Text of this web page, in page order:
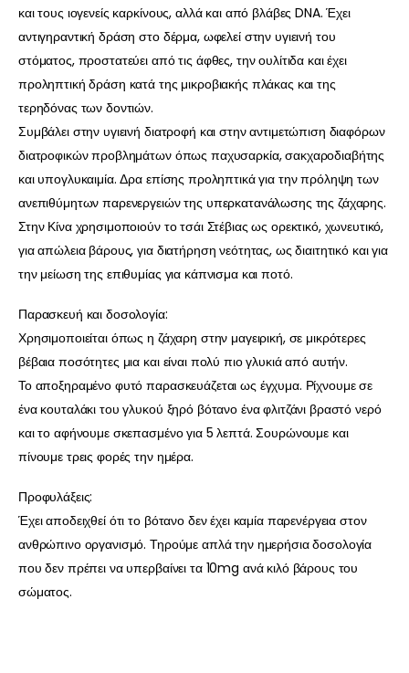
και τους ιογενείς καρκίνους, αλλά και από βλάβες DNA. Έχει
αντιγηραντική δράση στο δέρμα, ωφελεί στην υγιεινή του
στόματος, προστατεύει από τις άφθες, την ουλίτιδα και έχει
προληπτική δράση κατά της μικροβιακής πλάκας και της
τερηδόνας των δοντιών.
Συμβάλει στην υγιεινή διατροφή και στην αντιμετώπιση διαφόρων
διατροφικών προβλημάτων όπως παχυσαρκία, σακχαροδιαβήτης
και υπογλυκαιμία. Δρα επίσης προληπτικά για την πρόληψη των
ανεπιθύμητων παρενεργειών της υπερκατανάλωσης της ζάχαρης.
Στην Κίνα χρησιμοποιούν το τσάι Στέβιας ως ορεκτικό, χωνευτικό,
για απώλεια βάρους, για διατήρηση νεότητας, ως διαιτητικό και για
την μείωση της επιθυμίας για κάπνισμα και ποτό.
Παρασκευή και δοσολογία:
Χρησιμοποιείται όπως η ζάχαρη στην μαγειρική, σε μικρότερες
βέβαια ποσότητες μια και είναι πολύ πιο γλυκιά από αυτήν.
Το αποξηραμένο φυτό παρασκευάζεται ως έγχυμα. Ρίχνουμε σε
ένα κουταλάκι του γλυκού ξηρό βότανο ένα φλιτζάνι βραστό νερό
και το αφήνουμε σκεπασμένο για 5 λεπτά. Σουρώνουμε και
πίνουμε τρεις φορές την ημέρα.
Προφυλάξεις:
Έχει αποδειχθεί ότι το βότανο δεν έχει καμία παρενέργεια στον
ανθρώπινο οργανισμό. Τηρούμε απλά την ημερήσια δοσολογία
που δεν πρέπει να υπερβαίνει τα 10mg ανά κιλό βάρους του
σώματος.